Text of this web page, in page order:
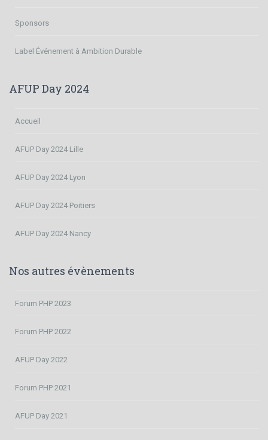
Sponsors
Label Événement à Ambition Durable
AFUP Day 2024
Accueil
AFUP Day 2024 Lille
AFUP Day 2024 Lyon
AFUP Day 2024 Poitiers
AFUP Day 2024 Nancy
Nos autres évènements
Forum PHP 2023
Forum PHP 2022
AFUP Day 2022
Forum PHP 2021
AFUP Day 2021